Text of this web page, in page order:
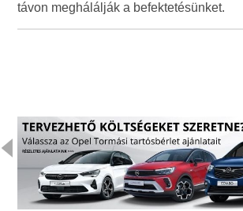
távon meghálálják a befektetésünket.